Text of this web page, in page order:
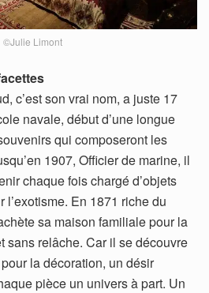
©Julie Limont
c’est son vrai nom, a juste 17
navale, début d’une longue
qui composeront les
1907, Officier de marine, il
chaque fois chargé d’objets
l’exotisme. En 1871 riche du
sa maison familiale pour la
sans relâche. Car il se découvre
la décoration, un désir
pièce un univers à part. Un